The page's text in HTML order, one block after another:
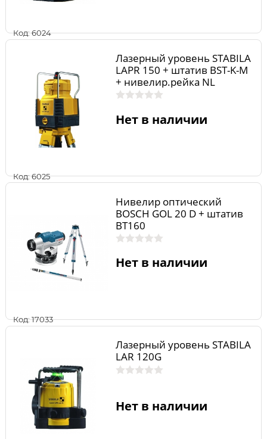
Код: 6024
Код: 6025
Лазерный уровень STABILA
LAPR 150 + штатив BST-K-M
+ нивелир.рейка NL
Нет в наличии
Код: 17033
Нивелир оптический
BOSCH GOL 20 D + штатив
BT160
Нет в наличии
Лазерный уровень STABILA
LAR 120G
Нет в наличии